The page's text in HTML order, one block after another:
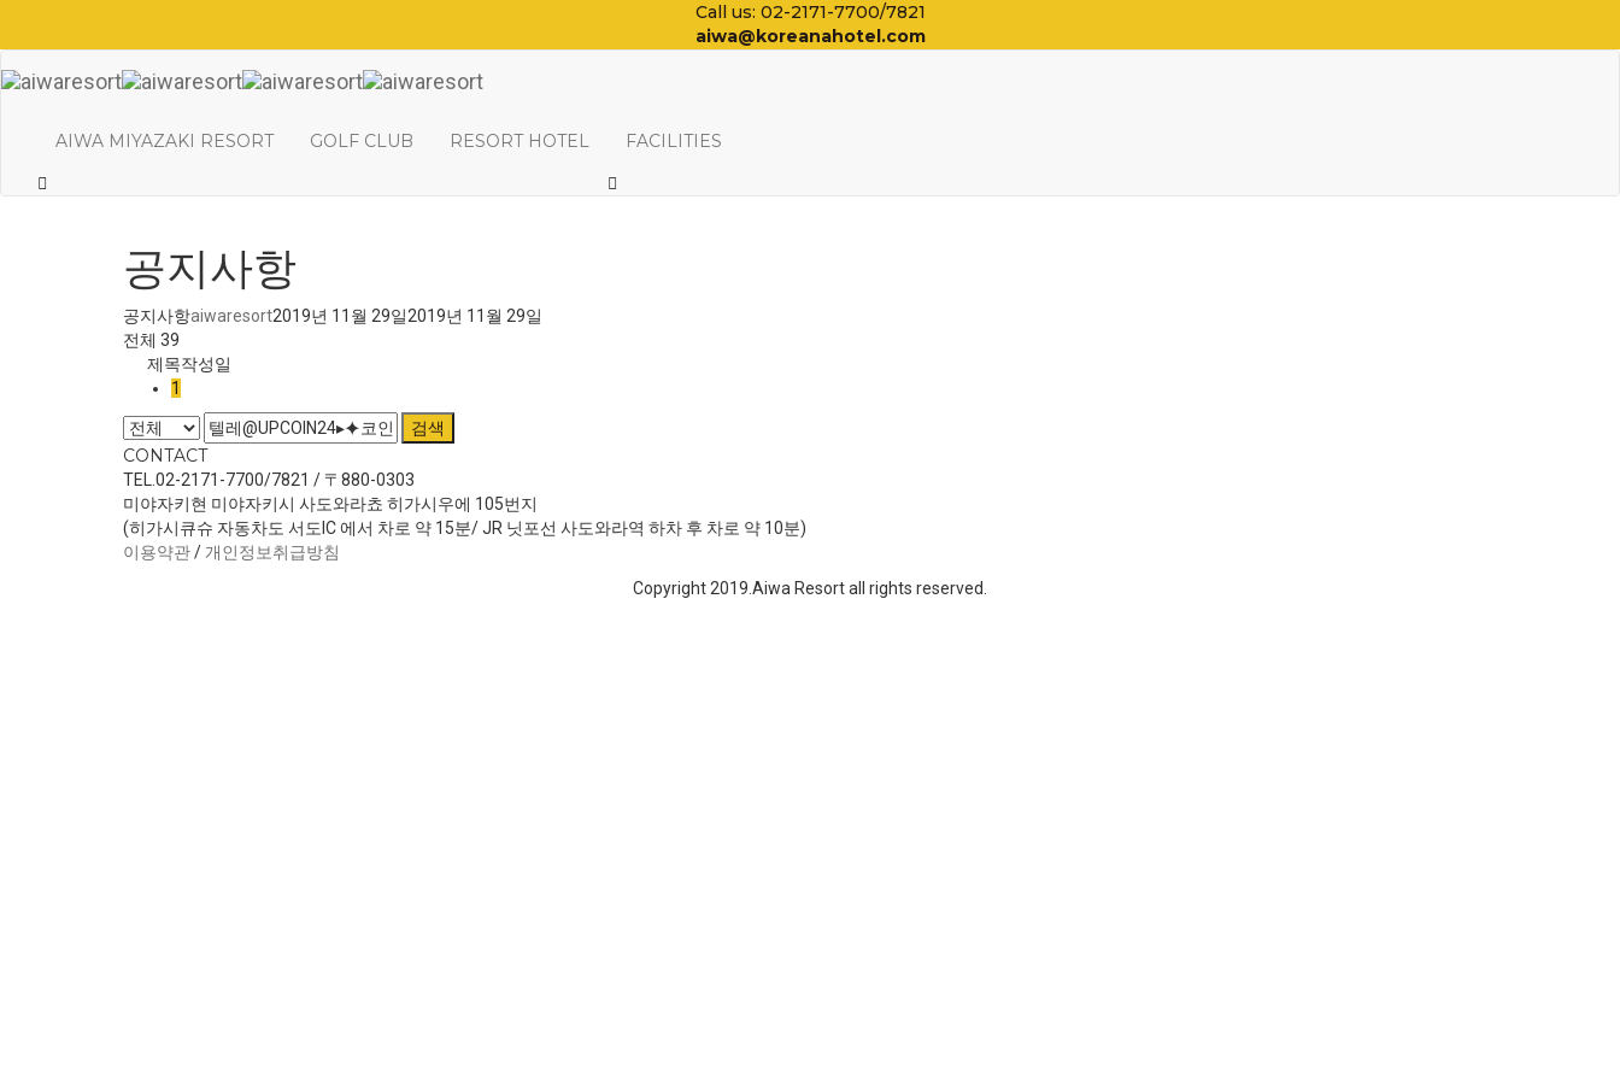
Call us: 02-2171-7700/7821
aiwa@koreanahotel.com
AIWA MIYAZAKI RESORT GOLF CLUB RESORT HOTEL FACILITIES
공지사항
공지사항aiwaresort2019년 11월 29일2019년 11월 29일
전체 39
제목작성일
1
검색
CONTACT
TEL.02-2171-7700/7821 / 〒880-0303
미야자키현 미야자키시 사도와라쵸 히가시우에 105번지
(히가시큐슈 자동차도 서도IC 에서 차로 약 15분/ JR 닛포선 사도와라역 하차 후 차로 약 10분)
이용약관/ 개인정보취급방침
Copyright 2019.Aiwa Resort all rights reserved.